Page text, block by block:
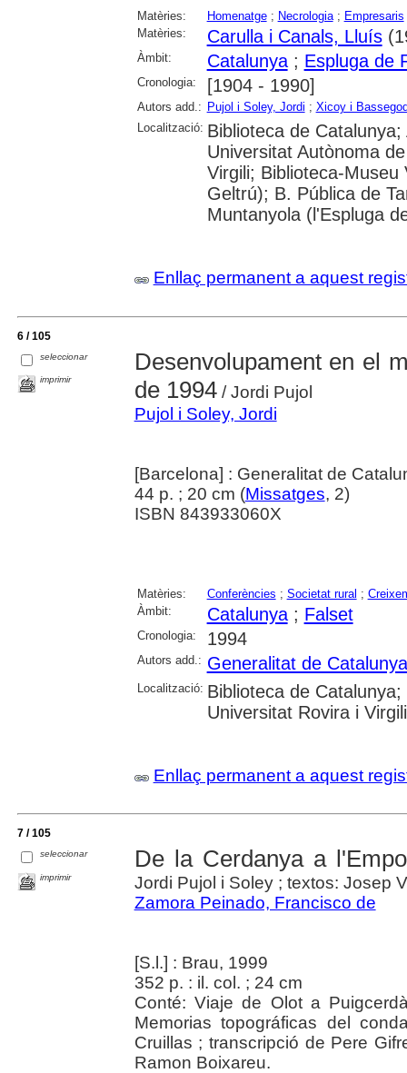
Matèries: Homenatge; Necrologia; Empresaris
Matèries:
Carulla i Canals, Lluís
Àmbit: Catalunya; Espluga de
Cronologia: [1904 - 1990]
Autors add.: Pujol i Soley, Jordi ; Xicoy i
Localització: Biblioteca de
Universitat Autònoma
Virgili; Biblioteca-
Geltrú); B. Pública de
Muntanyola (l'Espluga
Enllaç permanent a aquest
6 / 105
seleccionar
imprimir
Desenvolupament en el
de 1994/ Jordi Pujol
Pujol i Soley, Jordi
[Barcelona] : Generalitat de
44 p. ; 20 cm (Missatges, 2)
ISBN 843933060X
Matèries: Conferències ; Societat rural ;
Àmbit:
Catalunya; Falset
Cronologia: 1994
Autors add.: Generalitat de Catalunya
Localització: Biblioteca de
Universitat Rovira i
Enllaç permanent a aquest
7 / 105
seleccionar
imprimir
De la Cerdanya a
Jordi Pujol i Soley ; textos: Josep
Zamora Peinado, Francisco de
[S.l.] : Brau, 1999
352 p. : il. col. ; 24 cm
Conté: Viaje de Olot a
Memorias topográficas del
Cruillas ; transcripció de Pere
Ramon Boixareu.